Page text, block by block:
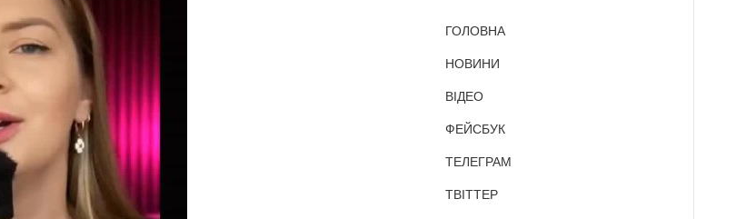
ГОЛОВНА
НОВИНИ
ВІДЕО
ФЕЙСБУК
ТЕЛЕГРАМ
ТВІТТЕР